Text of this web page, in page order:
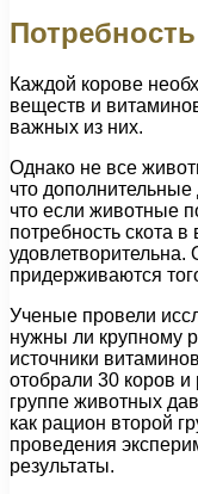
Каждой корове
веществ и
важных из них.
Однако не все
что
что если животные
потребность скота
удовлетворительна.
придерживаются
Ученые провели
нужны ли крупному
источники
отобрали 30 коров
группе животных
как рацион второй
проведения
результаты.